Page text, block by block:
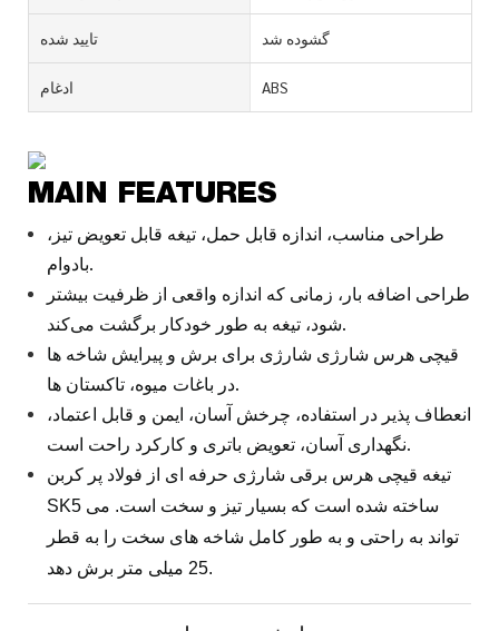
تایید شده گشوده شد
ادغام ABS
MAIN FEATURES
طراحی مناسب، اندازه قابل حمل، تیغه قابل تعویض تیز،
بادوام.
طراحی اضافه بار، زمانی که اندازه واقعی از ظرفیت بیشتر
شود، تیغه به طور خودکار برگشت می‌کند.
قیچی هرس شارژی شارژی برای برش و پیرایش شاخه ها
در باغات میوه، تاکستان ها.
انعطاف پذیر در استفاده، چرخش آسان، ایمن و قابل اعتماد،
نگهداری آسان، تعویض باتری و کارکرد راحت است.
تیغه قیچی هرس برقی شارژی حرفه ای از فولاد پر کربن
SK5 ساخته شده است که بسیار تیز و سخت است. می
تواند به راحتی و به طور کامل شاخه های سخت را به قطر
25 میلی متر برش دهد.